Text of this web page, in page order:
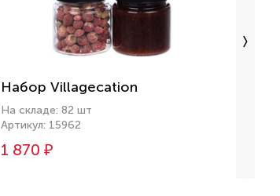
Набор Villagecation
На складе: 82 шт
Артикул: 15962
1 870 ₽